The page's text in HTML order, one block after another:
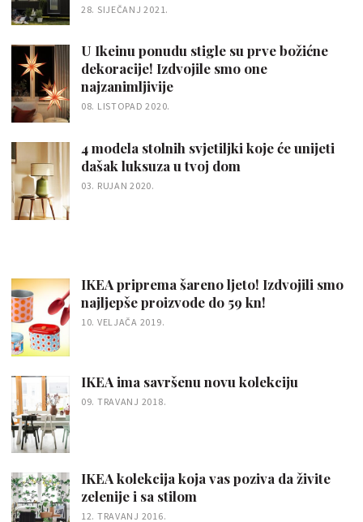
28. SIJEČANJ 2021.
U Ikeinu ponudu stigle su prve božićne
dekoracije! Izdvojile smo one
najzanimljivije
08. LISTOPAD 2020.
4 modela stolnih svjetiljki koje će unijeti
dašak luksuza u tvoj dom
03. RUJAN 2020.
IKEA priprema šareno ljeto! Izdvojili smo
najljepše proizvode do 59 kn!
10. VELJAČA 2019.
IKEA ima savršenu novu kolekciju
09. TRAVANJ 2018.
IKEA kolekcija koja vas poziva da živite
zelenije i sa stilom
12. TRAVANJ 2016.